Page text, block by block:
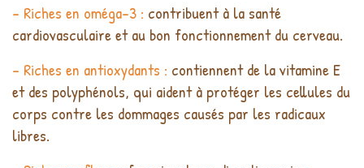
- Riches en oméga-3 : contribuent à la santé
cardiovasculaire et au bon fonctionnement du cerveau.
- Riches en antioxydants : contiennent de la vitamine E
et des polyphénols, qui aident à protéger les cellules du
corps contre les dommages causés par les radicaux
libres.